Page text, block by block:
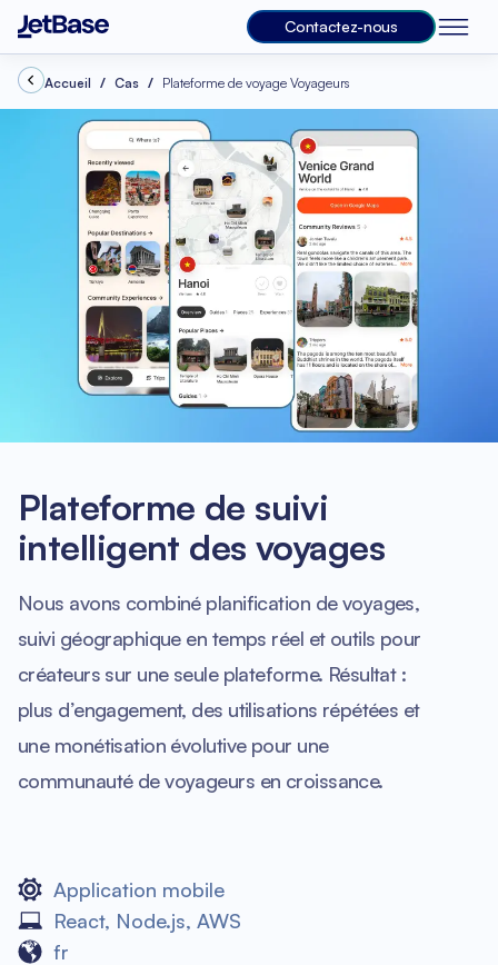
Contactez-nous
Plateforme de suivi
intelligent des voyages
Nous avons combiné planification de voyages,
suivi géographique en temps réel et outils pour
créateurs sur une seule plateforme. Résultat :
plus d’engagement, des utilisations répétées et
une monétisation évolutive pour une
communauté de voyageurs en croissance.
Application mobile
React, Node.js, AWS
fr
Accueil Cas Plateforme de voyage Voyageurs